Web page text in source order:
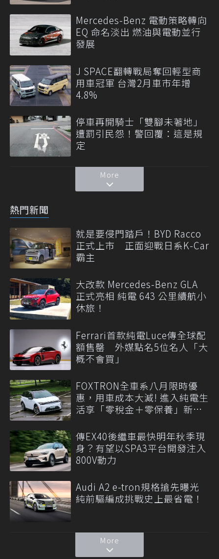
Mercedes-Benz 電動策略轉向
EQ 命名淡出 燃油與電動並行
發展
J SPACE翻轉戰局奪回輕型商
用車冠軍 台灣2月車市年增
4.8%
停車再開騎士「雙腳未著地」
遭罰引民怨！警回覆：這是規
定
More
熱門新聞
就是要侵門踏戶！BYD Racco
正式上市 正面迎戰日系K-Car
霸主
大改款 Mercedes-Benz GLA
正式亮相 純電 643 公里續航小
休旅！
Ferrari首款純電Luce傳全球配
額售罄 外媒點名5位名人「大
概不會買」
FOXTRON全車系八月限時優
惠，用車成本大減! 進入純電生
活享「零稅金＋零保養」新時
傳EX40後繼車最快明年秋季現
身？有望以SPA3平台開發注入
800V動力
Audi A2 e-tron規格搶先曝光
純前驅編成挑戰史上最省電！
More